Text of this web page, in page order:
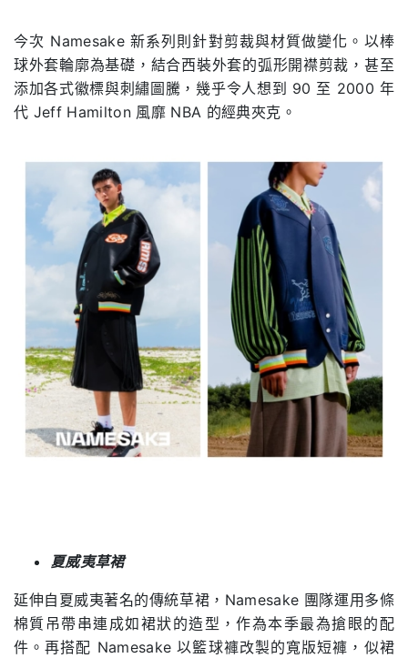
今次 Namesake 新系列則針對剪裁與材質做變化。以棒
球外套輪廓為基礎，結合西裝外套的弧形開襟剪裁，甚至
添加各式徽標與刺繡圖騰，幾乎令人想到 90 至 2000 年
代 Jeff Hamilton 風靡 NBA 的經典夾克。
夏威夷草裙
延伸自夏威夷著名的傳統草裙，Namesake 團隊運用多條
棉質吊帶串連成如裙狀的造型，作為本季最為搶眼的配
件。再搭配 Namesake 以籃球褲改製的寬版短褲，似裙